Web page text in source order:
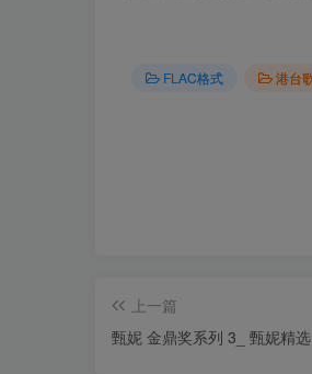
FLAC格式 港台
上一篇
甄妮 金鼎奖系列 3_ 甄妮精